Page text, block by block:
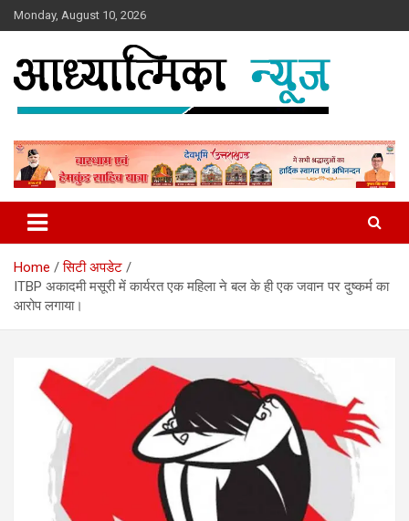
Skip
to
Monday, August 10, 2026
Aadhyatmika News
Home
सिटी अपडेट
ITBP अकादमी मसूरी में कार्यरत एक महिला ने बल के ही एक जवान पर दुष्कर्म का
आरोप लगाया।